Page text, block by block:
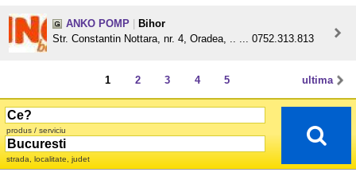
ANKO POMP
Bihor
Str. Constantin Nottara, nr. 4, Oradea, .. ... 0752.313.813
ultima
1 2 3 4 5
produs / serviciu
strada, localitate, judet